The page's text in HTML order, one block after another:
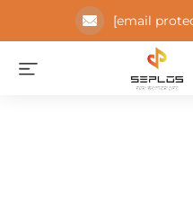
[email